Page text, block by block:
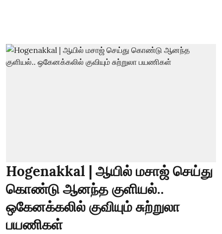
Hogenakkal | ஆயில் மசாஜ் செய்து
கொண்டு ஆனந்த குளியல்..
ஒகேனக்கலில் குவியும் சுற்றுலா
பயணிகள்